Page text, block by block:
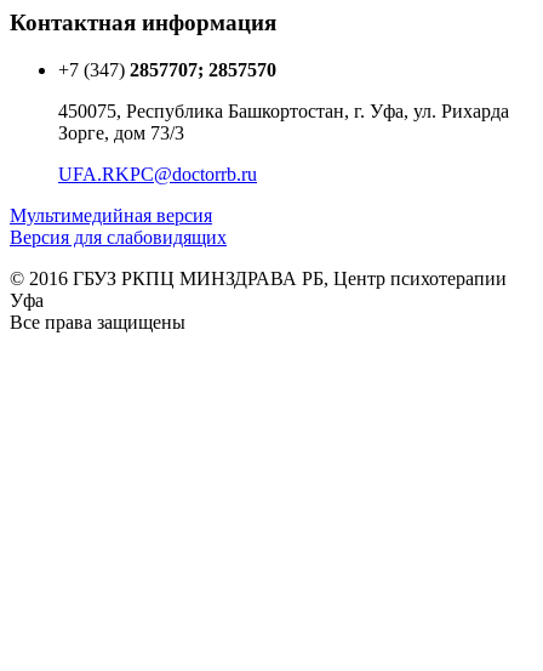
Контактная информация
+7 (347) 2857707; 2857570
450075, Республика Башкортостан, г. Уфа, ул. Рихарда
Зорге, дом 73/3
UFA.RKPC@doctorrb.ru
Мультимедийная версия
Версия для слабовидящих
© 2016 ГБУЗ РКПЦ МИНЗДРАВА РБ, Центр психотерапии
Уфа
Все права защищены